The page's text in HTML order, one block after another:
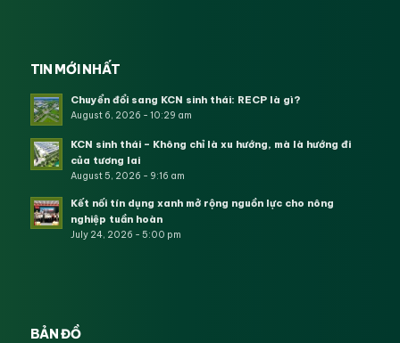
TIN MỚI NHẤT
Chuyển đổi sang KCN sinh thái: RECP là gì?
August 6, 2026 - 10:29 am
KCN sinh thái – Không chỉ là xu hướng, mà là hướng đi
của tương lai
August 5, 2026 - 9:16 am
Kết nối tín dụng xanh mở rộng nguồn lực cho nông
nghiệp tuần hoàn
July 24, 2026 - 5:00 pm
BẢN ĐỒ